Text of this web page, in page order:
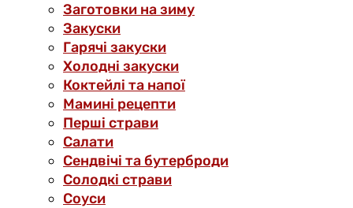
Заготовки на зиму
Закуски
Гарячі закуски
Холодні закуски
Коктейлі та напої
Мамині рецепти
Перші страви
Салати
Сендвічі та бутерброди
Солодкі страви
Соуси